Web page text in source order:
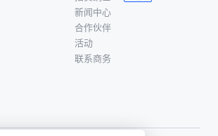
新闻中心
合作伙伴
活动
联系商务